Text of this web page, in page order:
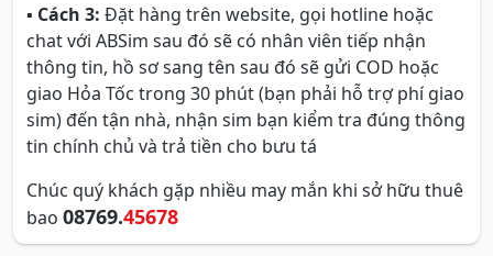
▪ Cách 3: Đặt hàng trên website, gọi hotline hoặc
chat với ABSim sau đó sẽ có nhân viên tiếp nhận
thông tin, hồ sơ sang tên sau đó sẽ gửi COD hoặc
giao Hỏa Tốc trong 30 phút (bạn phải hỗ trợ phí giao
sim) đến tận nhà, nhận sim bạn kiểm tra đúng thông
tin chính chủ và trả tiền cho bưu tá
Chúc quý khách gặp nhiều may mắn khi sở hữu thuê
bao 08769.45678